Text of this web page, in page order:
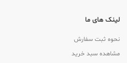
لینک های ما
نحوه ثبت سفارش
مشاهده سبد خرید